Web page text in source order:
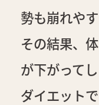
勢も崩れやす
その結果、
が下がって
ダイエット